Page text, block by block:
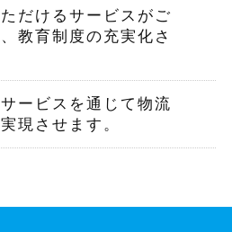
だけるサービスがご
教育制度の充実化さ
ービスを通じて物流
現させます。